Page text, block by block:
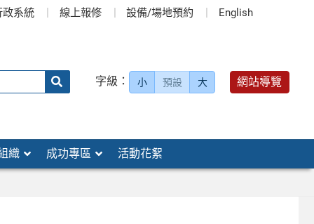
政系統 線上報修 設備/場地預約 English
字級： 小 預設 大 網站導覽
織 成功專區 活動花絮